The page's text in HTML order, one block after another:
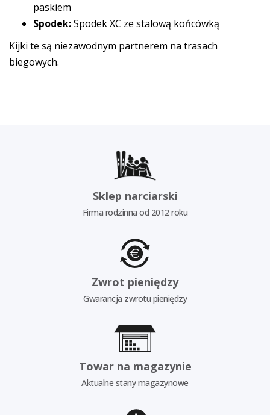
paskiem
Spodek:Spodek XC ze stalową końcówką
Kijki te są niezawodnym partnerem na trasach
biegowych.
Sklep narciarski
Firma rodzinna od 2012 roku
Zwrot pieniędzy
Gwarancja zwrotu pieniędzy
Towar na magazynie
Aktualne stany magazynowe